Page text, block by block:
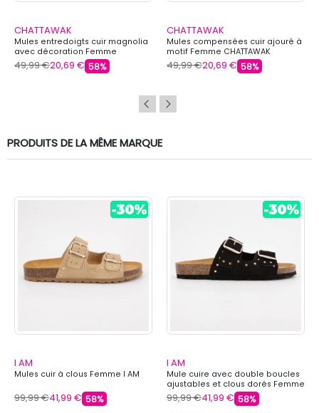
CHATTAWAK
Mules entredoigts cuir magnolia
avec décoration Femme
CHATTAWAK
49,99 €20,69 € 58%
CHATTAWAK
Mules compensées cuir ajouré à
motif Femme CHATTAWAK
49,99 €20,69 € 58%
PRODUITS DE LA MÊME MARQUE
I AM
Mules cuir à clous Femme I AM
99,99 €41,99 € 58%
I AM
Mule cuire avec double boucles
ajustables et clous dorés Femme
I AM
99,99 €41,99 € 58%